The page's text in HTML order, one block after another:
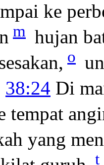
ke
m hujan
o
38:24 Di
tempat
yang
t